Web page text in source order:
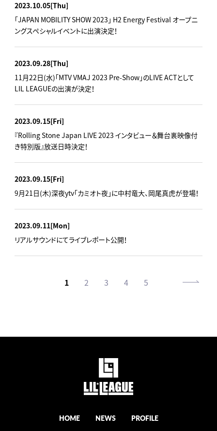
2023.10.05[Thu]
「JAPAN MOBILITY SHOW 2023」 H2 Energy Festival オープニ
ングスペシャルイベントに出演決定！
2023.09.28[Thu]
11月22日(水)「MTV VMAJ 2023 Pre-Show」のLIVE ACTとして
LIL LEAGUEの出演が決定！
2023.09.15[Fri]
『Rolling Stone Japan LIVE 2023 インタビュー＆舞台裏映像付
き特別版』放送日時決定！
2023.09.15[Fri]
9月21日(木)深夜ytv「カミオト夜」に中村竜大、岡尾真虎が登場！
2023.09.11[Mon]
リアルサウンドにてライブレポート公開！
1 2 3 4 5
HOME NEWS PROFILE